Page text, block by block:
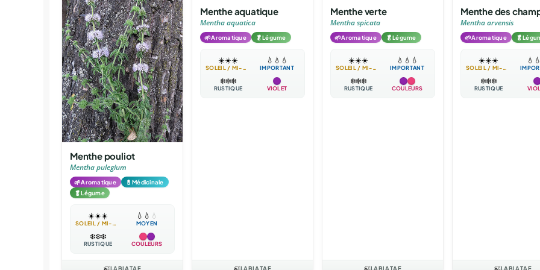
Menthe pouliot
Mentha pulegium
🌱Aromatique 💊 Médicinale
🥬Légume
☀️☀️☀️
SOLEIL / MI-OMBRE
💧 💧 💧
MOYEN
❄️❄️❄️
RUSTIQUE COULEURS
LABIATAE
Menthe aquatique
Mentha aquatica
🌱Aromatique 🥬Légume
☀️☀️☀️
SOLEIL / MI-OMBRE
💧 💧 💧
IMPORTANT
❄️❄️❄️
RUSTIQUE VIOLET
LABIATAE
Menthe verte
Mentha spicata
🌱Aromatique 🥬Légume
☀️☀️☀️
SOLEIL / MI-OMBRE
💧 💧 💧
IMPORTANT
❄️❄️❄️
RUSTIQUE COULEURS
LABIATAE
Menthe des
Mentha arvensis
🌱Aromatique 🥬
☀️☀️☀️
SOLEIL / MI-OMBRE
💧 💧
❄️❄️❄️
RUSTIQUE
LABIATAE